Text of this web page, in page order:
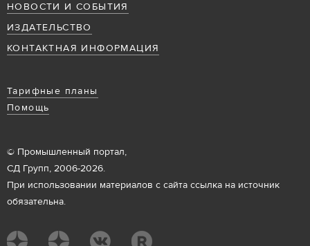
НОВОСТИ И СОБЫТИЯ
ИЗДАТЕЛЬСТВО
КОНТАКТНАЯ ИНФОРМАЦИЯ
Тарифные планы
Помощь
© Промышленный портал,
СД Групп, 2006-2026.
При использовании материалов с сайта ссылка на источник
обязательна.